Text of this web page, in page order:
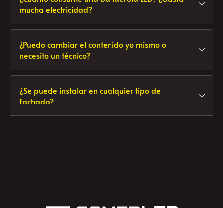
¿Cuánto consume una banderola LED? ¿Gasta
¿Puedo cambiar el contenido yo mismo o
¿Se puede instalar en cualquier tipo de